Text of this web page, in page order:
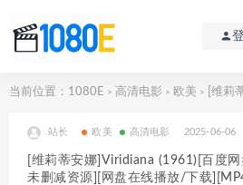
当前位置： 1080E > 高清电影 > 欧美 > [维莉蒂安娜
站长 欧美 高清电影 2025-06-06
[维莉蒂安娜]Viridiana (1961)[百度
未删减资源][网盘在线播放/下载